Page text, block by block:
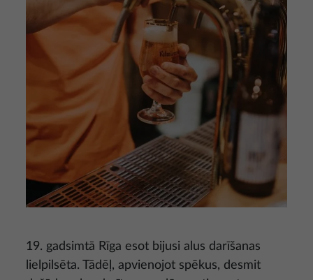
19. gadsimtā Rīga esot bijusi alus darīšanas
lielpilsēta. Tādēļ, apvienojot spēkus, desmit